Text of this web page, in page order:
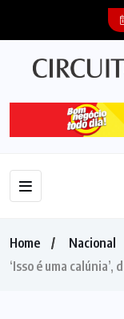
Home
Nacional
‘Isso é uma